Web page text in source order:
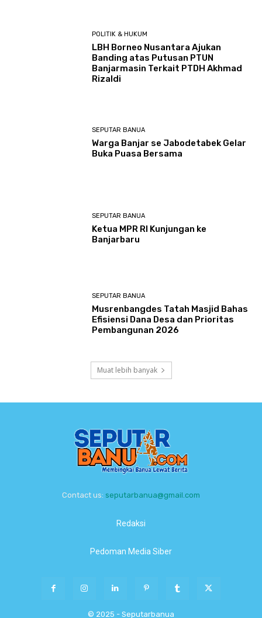
POLITIK & HUKUM
LBH Borneo Nusantara Ajukan
Banding atas Putusan PTUN
Banjarmasin Terkait PTDH Akhmad
Rizaldi
SEPUTAR BANUA
Warga Banjar se Jabodetabek Gelar
Buka Puasa Bersama
SEPUTAR BANUA
Ketua MPR RI Kunjungan ke
Banjarbaru
SEPUTAR BANUA
Musrenbangdes Tatah Masjid Bahas
Efisiensi Dana Desa dan Prioritas
Pembangunan 2026
Muat lebih banyak
Contact us: seputarbanua@gmail.com
Redaksi
Pedoman Media Siber
© 2025 - Seputarbanua